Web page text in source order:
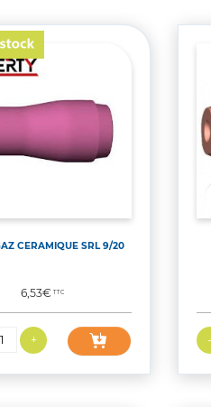
CERAMIQUE SRL 9/20
Prix
6,53€TTC